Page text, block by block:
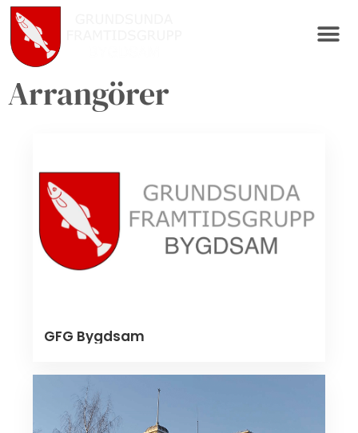
Arrangörer
GFG Bygdsam